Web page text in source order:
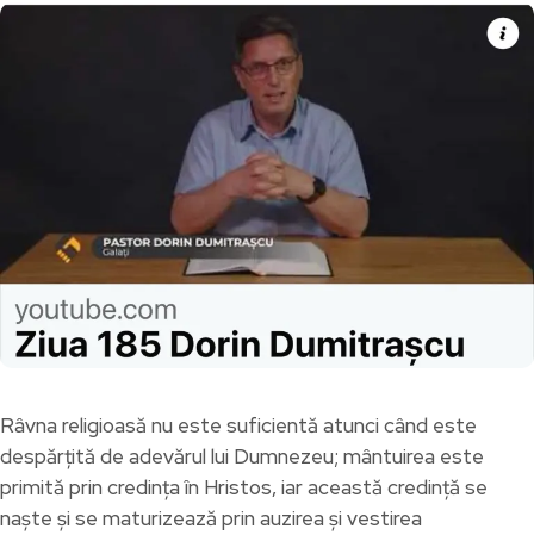
Râvna religioasă nu este suficientă atunci când este
despărțită de adevărul lui Dumnezeu; mântuirea este
primită prin credința în Hristos, iar această credință se
naște și se maturizează prin auzirea și vestirea